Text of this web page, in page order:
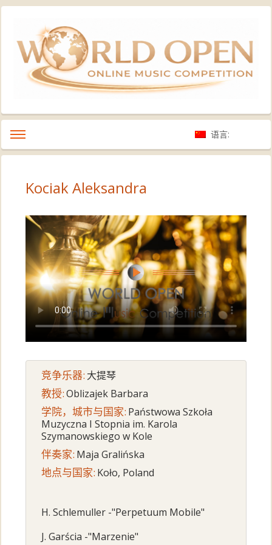
语言:
Kociak Aleksandra
竞争乐器: 大提琴
教授:Oblizajek Barbara
学院，城市与国家: Państwowa Szkoła
Muzyczna I Stopnia im. Karola
Szymanowskiego w Kole
伴奏家: Maja Gralińska
地点与国家: Koło, Poland
H. Schlemuller -"Perpetuum Mobile"
J. Garścia -"Marzenie"